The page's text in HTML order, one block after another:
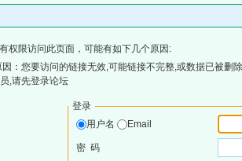
权限访问此页面，可能有如下几个原因:
：您要访问的链接无效,可能链接不完整,或数据已被删
,请先登录论坛
登录
用户名
Email
密 码